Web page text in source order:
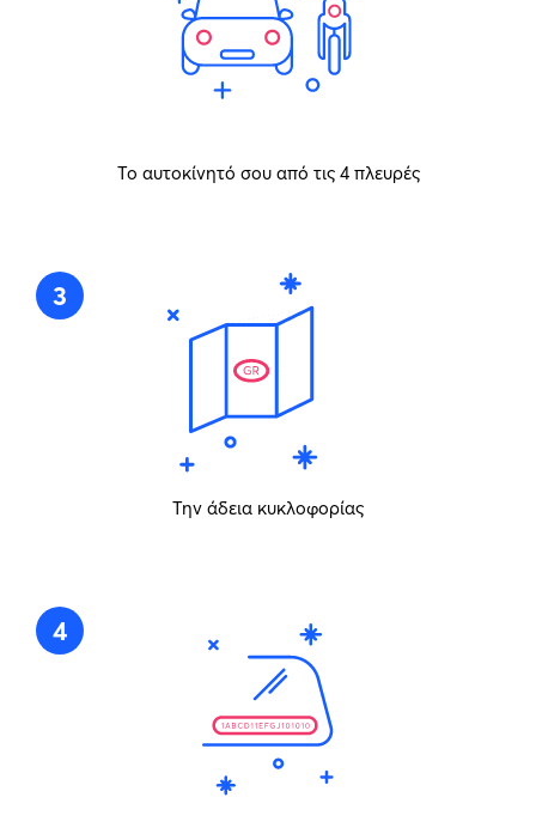
Το αυτοκίνητό σου από τις 4 πλευρές
3
Την άδεια κυκλοφορίας
4